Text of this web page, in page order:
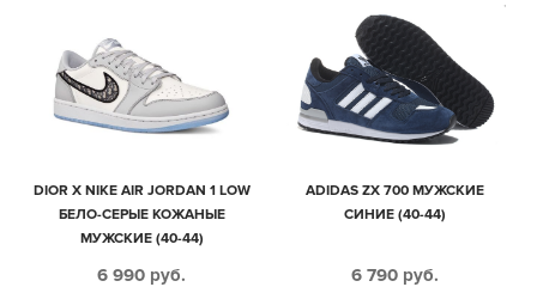
DIOR X NIKE AIR JORDAN 1 LOW
БЕЛО-СЕРЫЕ КОЖАНЫЕ
МУЖСКИЕ (40-44)
6 990 руб.
ADIDAS ZX 700 МУЖСКИЕ
СИНИЕ (40-44)
6 790 руб.